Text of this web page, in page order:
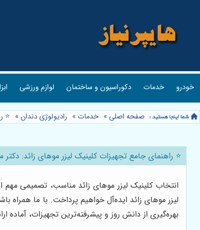
خودرو خدمات دکوراسیون و ساختمان لوازم ورزشی
صفحه اصلی » خدمات » رادیولوژی دندان »
⭐️
⭐️ راهنمای جامع تجهیزات کلینیک لیزر موهای زائد:
انتخاب کلینیک لیزر موهای زائد مناسب، تصمیمی
لیزر موهای زائد ایده‌آل خواهیم پرداخت. با ما همراه
بهره‌گیری از دانش روز و پیشرفته‌ترین تجهیزات،